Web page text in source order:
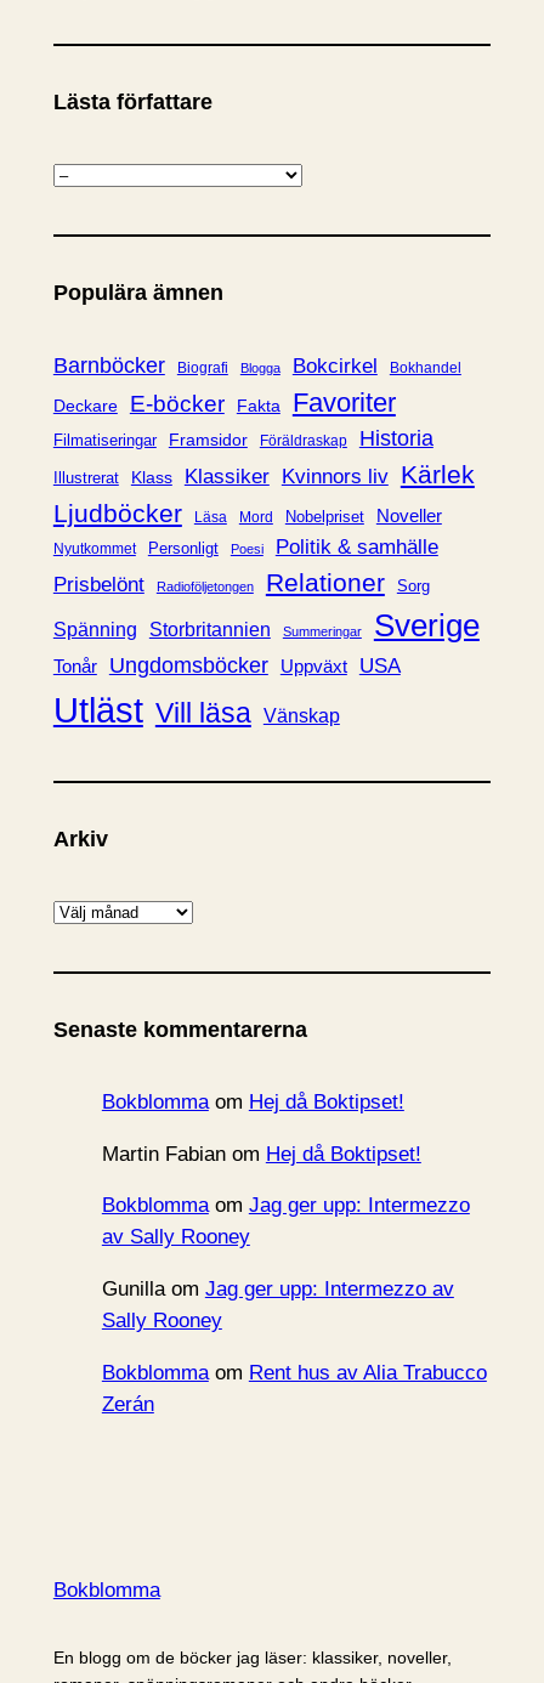
Lästa författare
K
t
g
r
i
Populära ämnen
Barnböcker Biografi Blogga Bokcirkel Bokhandel
Deckare E-böcker Fakta Favoriter
Filmatiseringar Framsidor Föräldraskap Historia
Illustrerat Klass Klassiker Kvinnors liv Kärlek
Ljudböcker
Läsa Mord Nobelpriset Noveller
Nyutkommet Personligt Poesi
Politik & samhälle
Prisbelönt
Radioföljetongen Relationer Sorg
Spänning Storbritannien Summeringar Sverige
Tonår Ungdomsböcker Uppväxt USA
Utläst Vill läsa Vänskap
Arkiv
A
k
v
Senaste kommentarerna
Bokblommaom Hej då Boktipset!
Martin Fabianom Hej då Boktipset!
Bokblommaom Jag ger upp: Intermezzo
av Sally Rooney
Gunillaom Jag ger upp: Intermezzo av
Sally Rooney
Bokblommaom Rent hus av Alia Trabucco
Zerán
Bokblomma
En blogg om de böcker jag läser: klassiker, noveller,